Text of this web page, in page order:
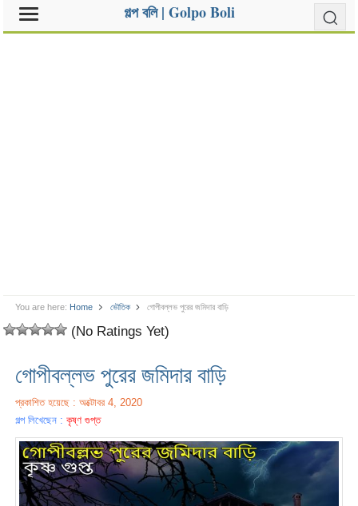
গল্প বলি | Golpo Boli
You are here: Home ভৌতিক গোপীবল্লভ পুরের জমিদার বাড়ি
(No Ratings Yet)
গোপীবল্লভ পুরের জমিদার বাড়ি
প্রকাশিত হয়েছে : অক্টোবর 4, 2020
গল্প লিখেছেন :কৃষ্ণ গুপ্ত